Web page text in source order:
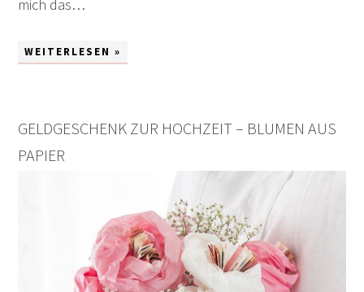
mich das…
WEITERLESEN »
GELDGESCHENK ZUR HOCHZEIT – BLUMEN AUS
PAPIER